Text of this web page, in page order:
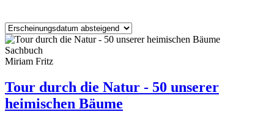
Sachbuch
Miriam Fritz
Tour durch die Natur - 50 unserer
heimischen Bäume